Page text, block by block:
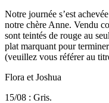
Notre journée s’est
notre chère Anne. Vendu
sont teintés de rouge au
plat marquant pour
(veuillez vous référer au
Flora et Joshua
15/08 : Gris.